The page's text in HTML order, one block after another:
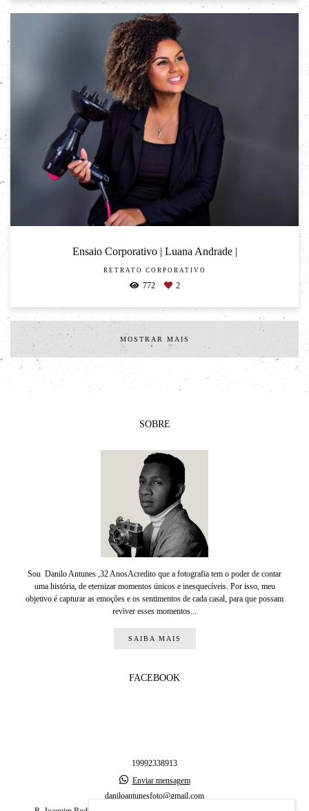
Ensaio Corporativo | Luana Andrade |
RETRATO CORPORATIVO
772 2
MOSTRAR MAIS
SOBRE
Sou Danilo Antunes ,32 AnosAcredito que a fotografia tem o poder de contar
uma história, de eternizar momentos únicos e inesquecíveis. Por isso, meu
objetivo é capturar as emoções e os sentimentos de cada casal, para que possam
reviver esses momentos...
SAIBA MAIS
FACEBOOK
19992338913
Enviar mensagem
daniloantunesfoto@gmail.com